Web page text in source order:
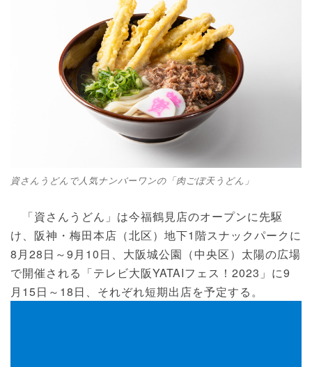
資さんうどんで人気ナンバーワンの「肉ごぼ天うどん」
「資さんうどん」は今福鶴見店のオープンに先駆
け、阪神・梅田本店（北区）地下1階スナックパークに
8月28日～9月10日、大阪城公園（中央区）太陽の広場
で開催される「テレビ大阪YATAIフェス！2023」に9
月15日～18日、それぞれ短期出店を予定する。